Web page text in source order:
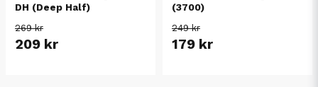
DH (Deep Half)
269 kr
209 kr
(3700)
249 kr
179 kr